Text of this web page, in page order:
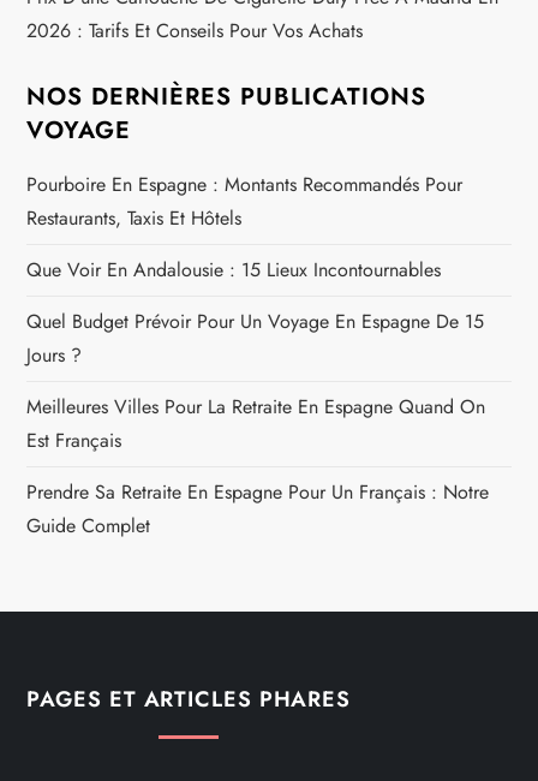
Faut Savoir Pour Conduire En Toute Légalité
Été Frais Et Savoureux
Emplacement Et Conseils Pratiques
Complets Par Marque
Prix D'une Cartouche De Cigarette Duty Free À Madrid En
2026 : Tarifs Et Conseils Pour Vos Achats
NOS DERNIÈRES PUBLICATIONS
VOYAGE
Pourboire En Espagne : Montants Recommandés Pour
Restaurants, Taxis Et Hôtels
Meilleures Villes Pour La Retraite En Espagne Quand On